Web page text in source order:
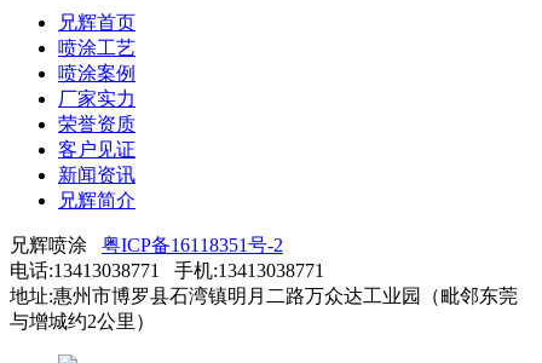
兄辉首页
喷涂工艺
喷涂案例
厂家实力
荣誉资质
客户见证
新闻资讯
兄辉简介
兄辉喷涂 粤ICP备16118351号-2
电话:13413038771 手机:13413038771
地址:惠州市博罗县石湾镇明月二路万众达工业园（毗邻东莞
与增城约2公里）